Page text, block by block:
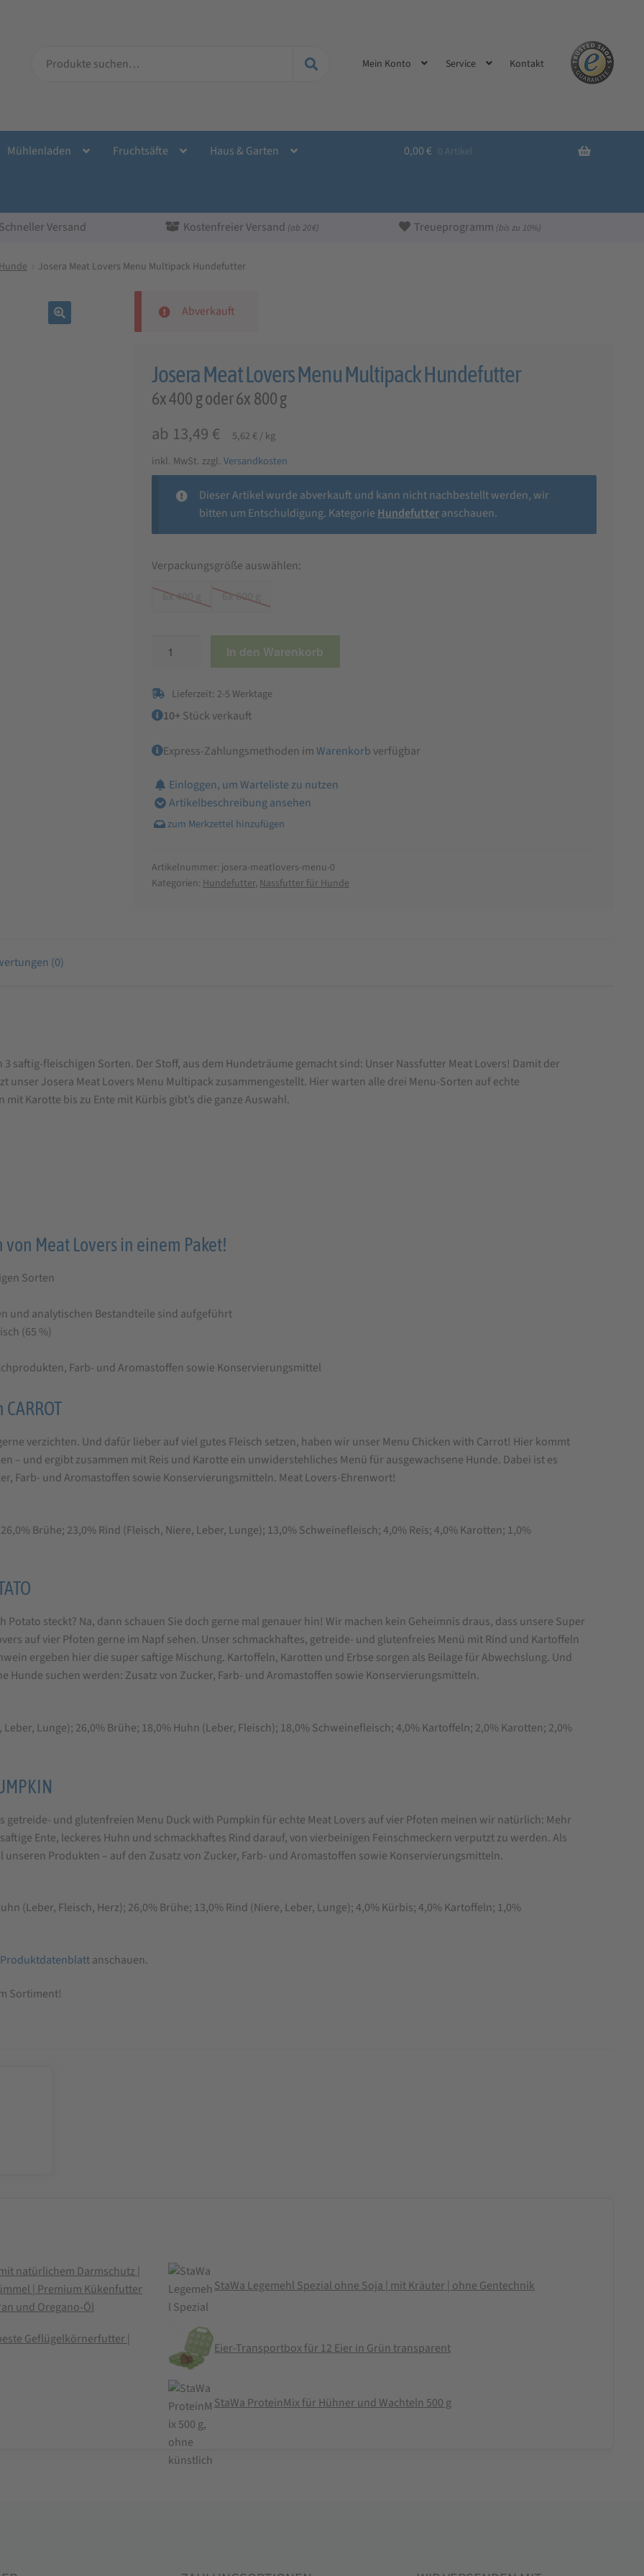
nach:
Mein Konto Service Kontakt
Mühlenladen Fruchtsäfte Haus & Garten 0,00 € 0 Artikel
Schneller Versand Kostenfreier Versand (ab 20 €) Treueprogramm (bis zu 10%)
Josera Meat Lovers Menu Multipack Hundefutter
Abverkauft
Josera Meat Lovers Menu Multipack Hundefutter
6x 400 g oder 6x 800 g
ab 13,49 € 5,62 € /kg
inkl. MwSt. zzgl. Versandkosten
Dieser Artikel wurde abverkauft und kann nicht nachbestellt werden, wir
bitten um Entschuldigung. Kategorie Hundefutteranschauen.
Verpackungsgröße auswählen:
6x 400 g
6x 800 g
Meat
Menu
Multipack
Menge
In den Warenkorb
Lieferzeit: 2-5 Werktage
10+Stück verkauft
Express-Zahlungsmethoden imWarenkorb verfügbar
Einloggen, um Warteliste zu nutzen
Artikelbeschreibung ansehen
Artikelnummer: josera-meatlovers-menu-0
Kategorien: Hundefutter, Nassfutter für Hunde
(0)
saftig-fleischigen Sorten. Der Stoff, aus dem Hundeträume gemacht sind: Unser Nassfutter Meat Lovers! Damit der
unser Josera Meat Lovers Menu Multipack zusammengestellt. Hier warten alle drei Menu-Sorten auf echte
Karotte bis zu Ente mit Kürbis gibt’s die ganze Auswahl.
Meat Lovers in einem Paket!
Sorten
und analytischen Bestandteile sind aufgeführt
(65 %)
Farb- und Aromastoffen sowie Konservierungsmittel
verzichten. Und dafür lieber auf viel gutes Fleisch setzen, haben wir unser Menu Chicken with Carrot! Hier kommt
– und ergibt zusammen mit Reis und Karotte ein unwiderstehliches Menü für ausgewachsene Hunde. Dabei ist es
Farb- und Aromastoffen sowie Konservierungsmitteln. Meat Lovers-Ehrenwort!
Brühe; 23,0% Rind (Fleisch, Niere, Leber, Lunge); 13,0% Schweinefleisch; 4,0% Reis; 4,0% Karotten; 1,0%
Potato steckt? Na, dann schauen Sie doch gerne mal genauer hin! Wir machen kein Geheimnis draus, dass unsere Super
auf vier Pfoten gerne im Napf sehen. Unser schmackhaftes, getreide- und glutenfreies Menü mit Rind und Kartoffeln
ergeben hier die super saftige Mischung. Kartoffeln, Karotten und Erbse sorgen als Beilage für Abwechslung. Und
Hunde suchen werden: Zusatz von Zucker, Farb- und Aromastoffen sowie Konservierungsmitteln.
Lunge); 26,0% Brühe; 18,0% Huhn (Leber, Fleisch); 18,0% Schweinefleisch; 4,0% Kartoffeln; 2,0% Karotten; 2,0%
getreide- und glutenfreien Menu Duck with Pumpkin für echte Meat Lovers auf vier Pfoten meinen wir natürlich: Mehr
Ente, leckeres Huhn und schmackhaftes Rind darauf, von vierbeinigen Feinschmeckern verputzt zu werden. Als
Produkten – auf den Zusatz von Zucker, Farb- und Aromastoffen sowie Konservierungsmitteln.
(Leber, Fleisch, Herz); 26,0% Brühe; 13,0% Rind (Niere, Leber, Lunge); 4,0% Kürbis; 4,0% Kartoffeln; 1,0%
Produktdatenblattanschauen.
Sortiment!
natürlichem Darmschutz |
| Premium Kükenfutter
und Oregano-Öl
StaWa Legemehl Spezial ohne Soja | mit Kräuter | ohne Gentechnik
Geflügelkörnerfutter |
Eier-Transportbox für 12 Eier in Grün transparent
StaWa ProteinMix für Hühner und Wachteln 500 g